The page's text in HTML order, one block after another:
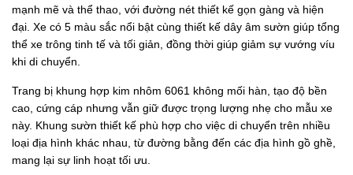
mạnh mẽ và thể thao, với đường nét thiết kế gọn gàng và hiện
đại. Xe có 5 màu sắc nổi bật cùng thiết kế dây âm sườn giúp tổng
thể xe trông tinh tế và tối giản, đồng thời giúp giảm sự vướng víu
khi di chuyển.
Trang bị khung hợp kim nhôm 6061 không mối hàn, tạo độ bền
cao, cứng cáp nhưng vẫn giữ được trọng lượng nhẹ cho mẫu xe
này. Khung sườn thiết kế phù hợp cho việc di chuyển trên nhiều
loại địa hình khác nhau, từ đường bằng đến các địa hình gồ ghề,
mang lại sự linh hoạt tối ưu.